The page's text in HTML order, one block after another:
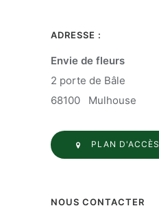
ADRESSE :
Envie de fleurs
2 porte de Bâle
68100 Mulhouse
PLAN D'ACCÈS
NOUS CONTACTER